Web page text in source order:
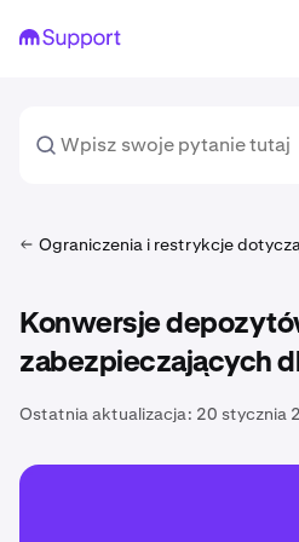
Ograniczenia i restrykcje
Konwersje
zabezpieczających
Ostatnia aktualizacja: 20 stycznia